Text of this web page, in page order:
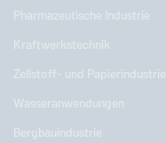
Pharmazeutische Industrie
Kraftwerkstechnik
Zellstoff- und Papierindustrie
Wasseranwendungen
Bergbauindustrie